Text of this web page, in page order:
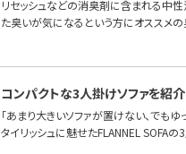
リセッシュなどの消臭剤に含まれる中
た臭いが気になるという方にオススメ
コンパクトな3人掛けソファを紹介
「あまり大きいソファが置けない、でも
タイリッシュに魅せたFLANNEL SOFA